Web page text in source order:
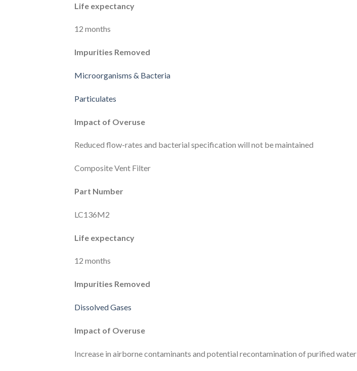
Life expectancy
12 months
Impurities Removed
Microorganisms & Bacteria
Particulates
Impact of Overuse
Reduced flow-rates and bacterial specification will not be maintained
Composite Vent Filter
Part Number
LC136M2
Life expectancy
12 months
Impurities Removed
Dissolved Gases
Impact of Overuse
Increase in airborne contaminants and potential recontamination of purified water